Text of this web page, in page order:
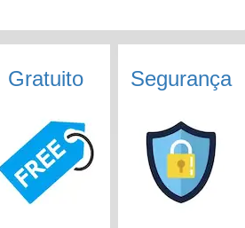
Gratuito Segurança